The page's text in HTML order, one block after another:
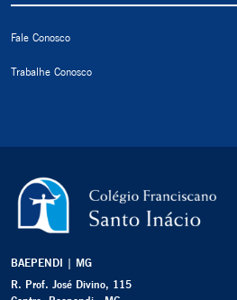
Fale Conosco
Trabalhe Conosco
BAEPENDI | MG
R. Prof. José Divino, 115